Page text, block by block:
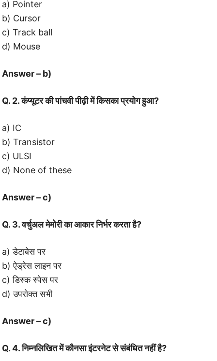
a) Pointer
b) Cursor
c) Track ball
d) Mouse
Answer – b)
Q. 2. कंप्यूटर की पांचवी पीढ़ी में किसका प्रयोग हुआ?
a) IC
b) Transistor
c) ULSI
d) None of these
Answer – c)
Q. 3. वर्चुअल मेमोरी का आकार निर्भर करता है?
a) डेटाबेस पर
b) ऐड्रेस लाइन पर
c) डिस्क स्पेस पर
d) उपरोक्त सभी
Answer – c)
Q. 4. निम्नलिखित में कौनसा इंटरनेट से संबंधित नहीं है?